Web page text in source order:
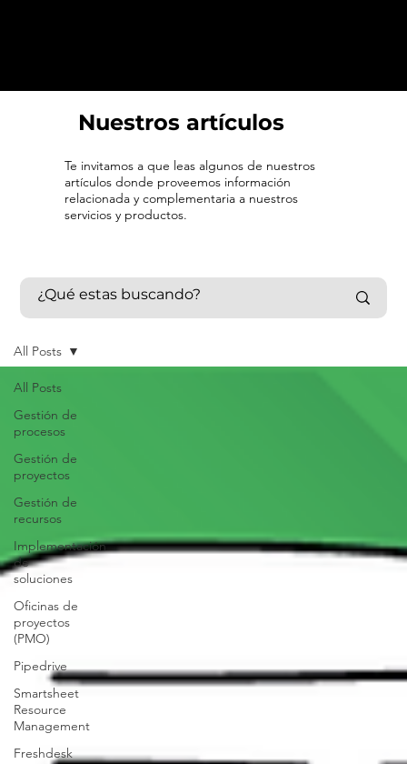
Nuestros artículos
Te invitamos a que leas algunos de nuestros
artículos donde proveemos información
relacionada y complementaria a nuestros
servicios y productos.
All Posts
Gestión de
procesos
Gestión de
proyectos
Gestión de
recursos
Implementación
de
soluciones
Oficinas de
proyectos
(PMO)
Pipedrive
Smartsheet
Resource
Management
Freshdesk
All Posts